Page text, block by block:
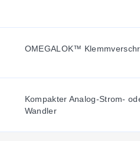
OMEGALOK™
Kompakter Analog-Strom-
Wandler